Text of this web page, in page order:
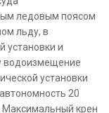
ледовым поясом
льду, в
установки и
водоизмещение
установки
20
Максимальный крен